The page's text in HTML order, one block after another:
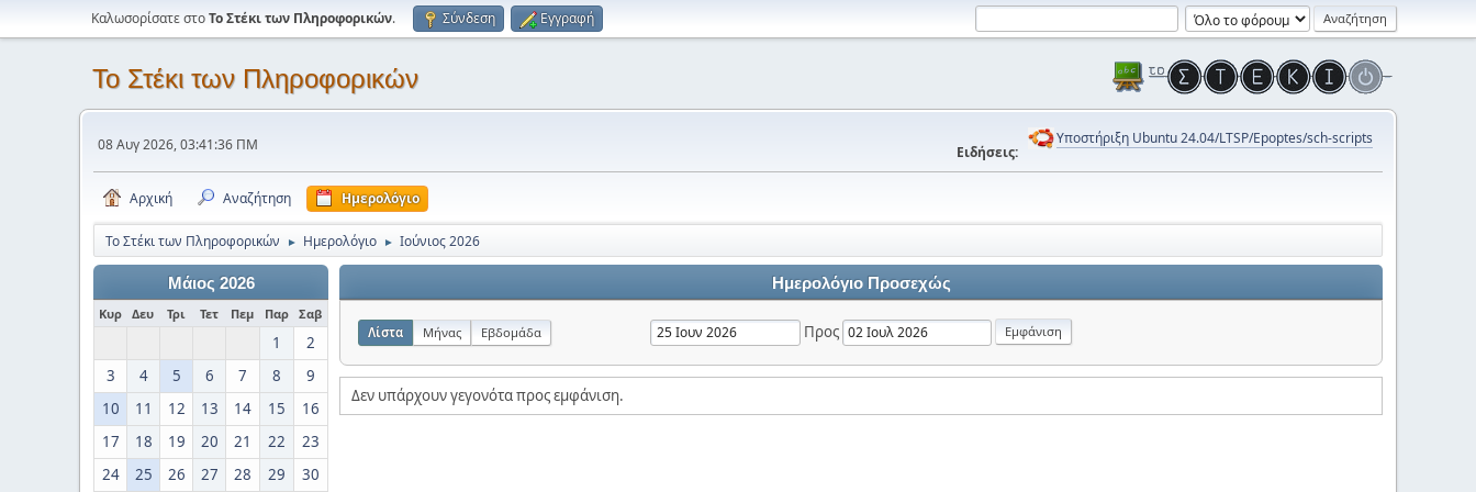
Καλωσορίσατε στοΤο Στέκι των Πληροφορικών. Σύνδεση Εγγραφή
Το Στέκι των Πληροφορικών
08 Αυγ 2026, 03:41:36 ΠΜ Ειδήσεις:
Υποστήριξη Ubuntu 24.04/LTSP/Epoptes/sch-scripts
Αρχική Αναζήτηση Ημερολόγιο
Το Στέκι των Πληροφορικών ► Ημερολόγιο ► Ιούνιος 2026
Μάιος 2026
Κυρ Δευ Τρι Τετ Πεμ Παρ Σαβ
1
2
3
4 5 6 7 8
9
10
11 12 13 14 15
16
17
18 19 20 21 22
23
24
25 26 27 28 29 30
Ημερολόγιο Προσεχώς
Λίστα Μήνας Εβδομάδα Προς
Δεν υπάρχουν γεγονότα προς εμφάνιση.